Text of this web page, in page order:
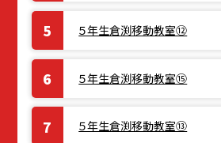
５年生倉渕移動教室⑫
５年生倉渕移動教室⑮
５年生倉渕移動教室⑬